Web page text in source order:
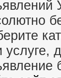
услуге,